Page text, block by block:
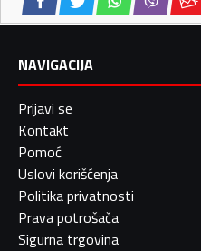
NAVIGACIJA
Prijavi se
Kontakt
Pomoć
Uslovi korišćenja
Politika privatnosti
Prava potrošača
Sigurna trgovina